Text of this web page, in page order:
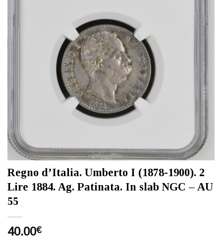
Regno d’Italia. Umberto I (1878-1900). 2
Lire 1884. Ag. Patinata. In slab NGC – AU
55
40.00€